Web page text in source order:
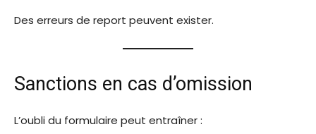
Des erreurs de report peuvent exister.
Sanctions en cas d’omission
L’oubli du formulaire peut entraîner :